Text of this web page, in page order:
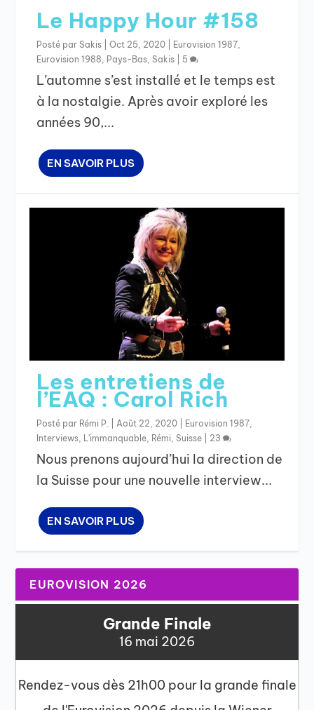
Le Happy Hour #158
Posté parSakis |Oct 25, 2020 Eurovision 1987,
Eurovision 1988, Pays-Bas,Sakis 5
L’automne s’est installé et le temps est
à la nostalgie. Après avoir exploré les
années 90,...
EN SAVOIR PLUS
Les entretiens de
l’EAQ : Carol Rich
Posté par Rémi P. Août 22, 2020 Eurovision 1987
Interviews
L'immanquable Rémi ,Suisse 23
Nous prenons aujourd’hui la direction de
la Suisse pour une nouvelle interview...
EN SAVOIR PLUS
EUROVISION 2026
Grande Finale
16 mai 2026
Rendez-vous dès 21h00 pour la grande finale